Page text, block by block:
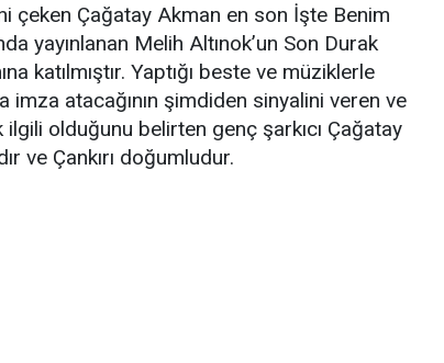
çeken Çağatay Akman en son İşte Benim
yayınlanan Melih Altınok’un Son Durak
katılmıştır. Yaptığı beste ve müziklerle
imza atacağının şimdiden sinyalini veren ve
olduğunu belirten genç şarkıcı Çağatay
ve Çankırı doğumludur.